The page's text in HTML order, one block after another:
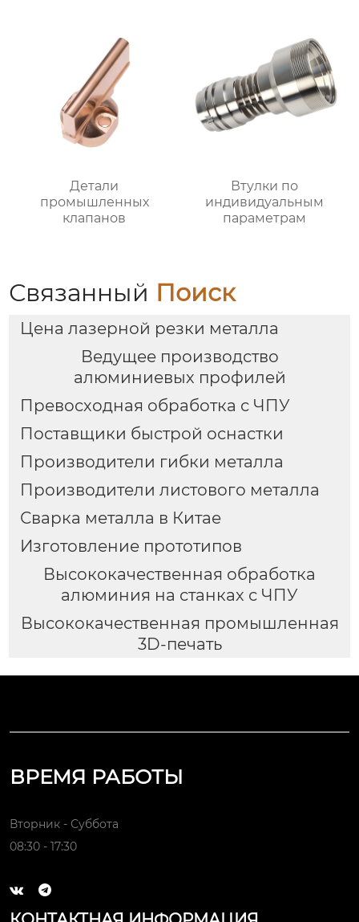
Детали
промышленных
клапанов
Втулки по
индивидуальным
параметрам
Связанный Поиск
Цена лазерной резки металла
Ведущее производство
алюминиевых профилей
Превосходная обработка с ЧПУ
Поставщики быстрой оснастки
Производители гибки металла
Производители листового металла
Сварка металла в Китае
Изготовление прототипов
Высококачественная обработка
алюминия на станках с ЧПУ
Высококачественная промышленная
3D-печать
ВРЕМЯ РАБОТЫ
Вторник - Суббота
08:30 - 17:30
 